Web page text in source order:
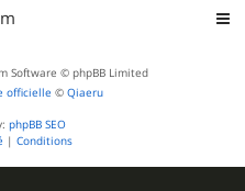
Software © phpBB Limited
officielle © Qiaeru
phpBB SEO
| Conditions